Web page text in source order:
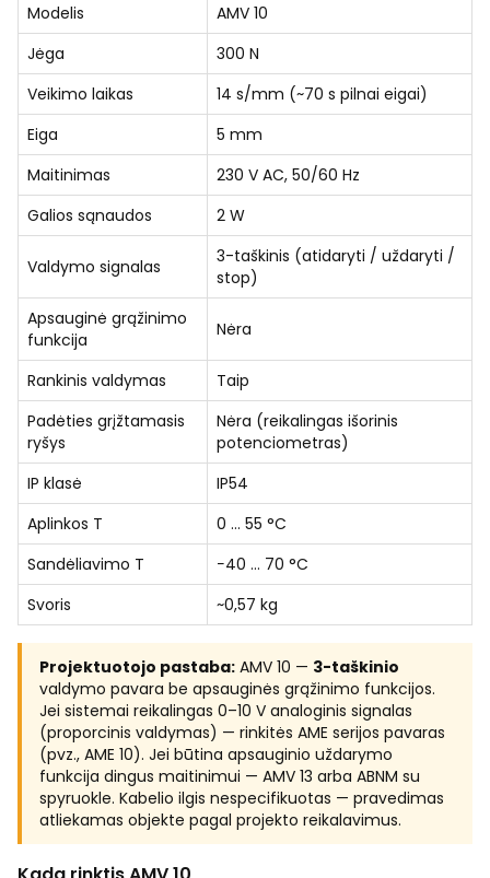
Modelis
AMV 10
Jėga
300 N
Veikimo laikas
14 s/mm (~70 s pilnai eigai)
Eiga
5 mm
Maitinimas
230 V AC, 50/60 Hz
Galios sąnaudos
2 W
Valdymo signalas
3-taškinis (atidaryti / uždaryti /
stop)
Apsauginė grąžinimo
funkcija
Nėra
Rankinis valdymas
Taip
Padėties grįžtamasis
ryšys
Nėra (reikalingas išorinis
potenciometras)
IP klasė
IP54
Aplinkos T
0 … 55 °C
Sandėliavimo T
−40 … 70 °C
Svoris
~0,57 kg
Projektuotojo pastaba: AMV 10 — 3-taškinio
valdymo pavara be apsauginės grąžinimo funkcijos.
Jei sistemai reikalingas 0–10 V analoginis signalas
(proporcinis valdymas) — rinkitės AME serijos pavaras
(pvz., AME 10). Jei būtina apsauginio uždarymo
funkcija dingus maitinimui — AMV 13 arba ABNM su
spyruokle. Kabelio ilgis nespecifikuotas — pravedimas
atliekamas objekte pagal projekto reikalavimus.